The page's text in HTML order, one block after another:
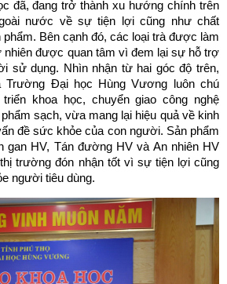
đã, đang trở thành xu hướng chính trên
nước về sự tiện lợi cũng như chất
Bên cạnh đó, các loại trà được làm
nhiên được quan tâm vì đem lại sự hỗ trợ
sử dụng. Nhìn nhận từ hai góc độ trên,
Trường Đại học Hùng Vương luôn chú
khoa học, chuyển giao công nghệ
sạch, vừa mang lại hiệu quả về kinh
đề sức khỏe của con người. Sản phẩm
gan HV, Tán đường HV và An nhiên HV
trường đón nhận tốt vì sự tiện lợi cũng
người tiêu dùng.